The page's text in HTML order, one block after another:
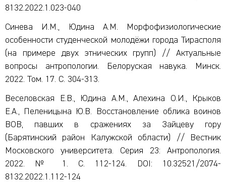
8132.2022.1.023-040
Синева И.М., Юдина А.М. Морфофизиологические
особенности студенческой молодёжи города Тирасполя
(на примере двух этнических групп) // Актуальные
вопросы антропологии. Белоруская навука. Минск.
2022. Том. 17. С. 304-313.
Веселовская Е.В., Юдина А.М., Алехина О.И., Крыков
Е.А., Пеленицына Ю.В. Восстановление облика воинов
ВОВ, павших в сражениях за Зайцеву гору
(Барятинский район Калужской области) // Вестник
Московского университета. Серия 23: Антропология.
2022. № 1. С. 112-124. DOI: 10.32521/2074-
8132.2022.1.112-124